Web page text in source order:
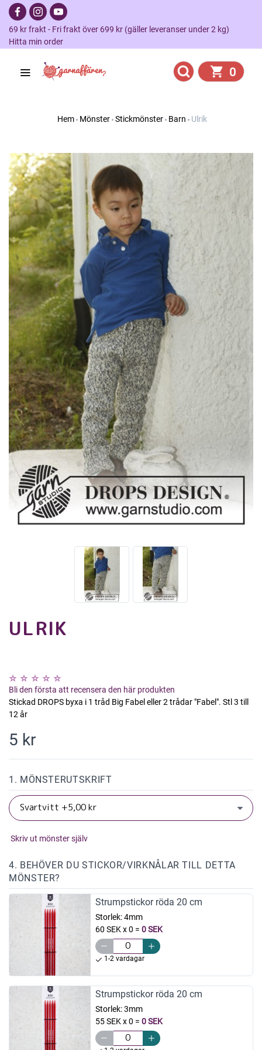
69 kr frakt - Fri frakt över 699 kr (gäller leveranser under 2 kg)
Hitta min order
0
Hem Mönster Stickmönster Barn Ulrik
ULRIK
Bli den första att recensera den här produkten
Stickad DROPS byxa i 1 tråd Big Fabel eller 2 trådar "Fabel". Stl 3 till
12 år
5 kr
1. MÖNSTERUTSKRIFT
Skriv ut mönster själv
4. BEHÖVER DU STICKOR/VIRKNÅLAR TILL DETTA
MÖNSTER?
Strumpstickor röda 20 cm
Storlek:4mm
60 SEK x 0 = 0 SEK
1-2 vardagar
Strumpstickor röda 20 cm
Storlek:3mm
55 SEK x 0 = 0 SEK